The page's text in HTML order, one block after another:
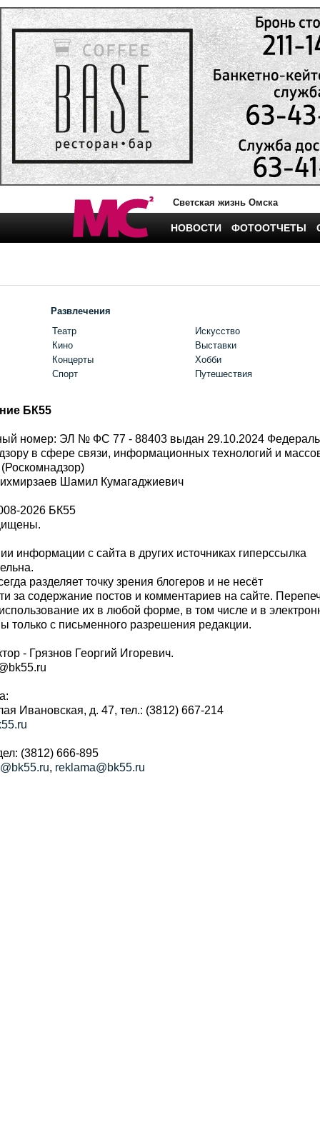
Светская жизнь Омска
НОВОСТИ ФОТООТЧЕТЫ
Развлечения
Театр
Кино
Концерты
Спорт
Искусство
Выставки
Хобби
Путешествия
БК55
номер: ЭЛ № ФС 77 - 88403 выдан 29.10.2024
в сфере связи, информационных технологий и
Шамил Кумагаджиевич
2026 БК55
информации с сайта в других источниках гиперссылка
разделяет точку зрения блогеров и не несёт
за содержание постов и комментариев на сайте.
их в любой форме, в том числе и в
с письменного разрешения редакции.
- Грязнов Георгий Игоревич.
Ивановская, д. 47, тел.: (3812) 667-214
(3812) 666-895
, reklama@bk55.ru